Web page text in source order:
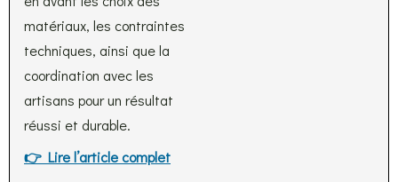
matériaux, les contraintes
techniques, ainsi que la
coordination avec les
artisans pour un résultat
réussi et durable.
👉 Lire l’article complet